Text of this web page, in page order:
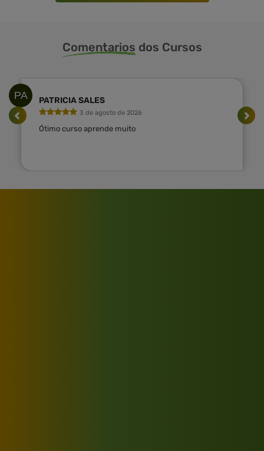
Comentarios dos Cursos
PA PATRICIA SALES
3 de agosto de 2026
Ótimo curso aprende muito